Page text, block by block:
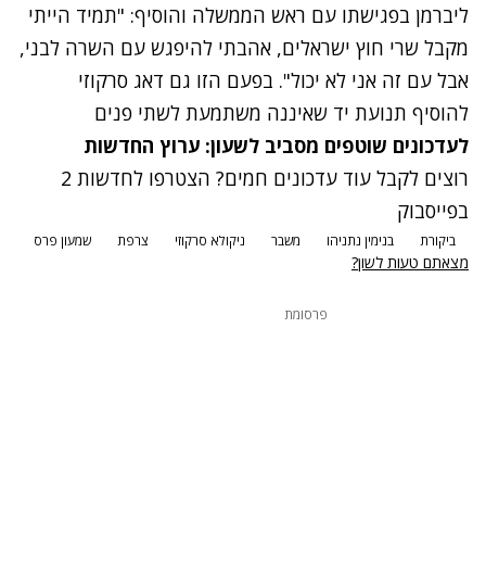
ליברמן בפגישתו עם ראש הממשלה והוסיף: "תמיד הייתי
מקבל שרי חוץ ישראלים, אהבתי להיפגש עם השרה לבני,
אבל עם זה אני לא יכול". בפעם הזו גם דאג סרקוזי
להוסיף תנועת יד שאיננה משתמעת לשתי פנים
לעדכונים שוטפים מסביב לשעון: ערוץ החדשות
רוצים לקבל עוד עדכונים חמים? הצטרפו לחדשות 2
בפייסבוק
ביקורת בנימין נתניהו משבר ניקולא סרקוזי צרפת שמעון פרס
מצאתם טעות לשון?
פרסומת